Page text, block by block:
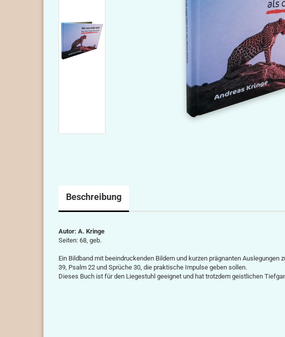
Beschreibung
Autor: A. Kringe
Seiten: 68, geb.
Ein Bildband mit beeindruckenden Bildern und kurzen prägnanten Auslegungen
39, Psalm 22 und Sprüche 30, die praktische Impulse geben sollen.
Dieses Buch ist für den Liegestuhl geeignet und hat trotzdem geistlichen